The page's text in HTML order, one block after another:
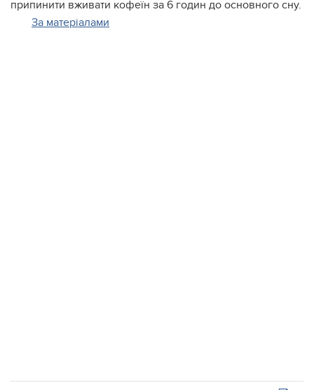
припинити вживати кофеїн за 6 годин до основного сну.
За матеріалами